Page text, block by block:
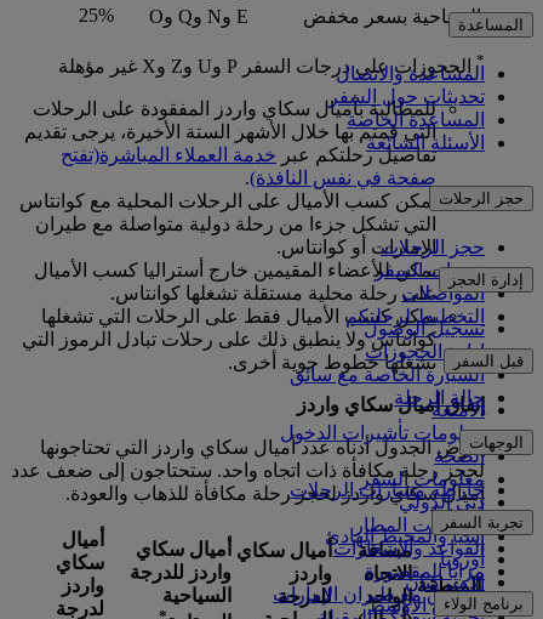
السياحية بسعر مخفض
E وN وQ وO 25%
* الحجوزات على درجات السفر P وU وZ وX غير مؤهلة
للمطالبة بأميال سكاي واردز المفقودة على الرحلات
التي قمتم بها خلال الأشهر الستة الأخيرة، يرجى تقديم
تفاصيل رحلتكم عبر خدمة العملاء المباشرة(تفتح
صفحة في نفس النافذة).
يمكن كسب الأميال على الرحلات المحلية مع كوانتاس
التي تشكل جزءا من رحلة دولية متواصلة مع طيران
الإمارات أو كوانتاس.
يمكن للأعضاء المقيمين خارج أستراليا كسب الأميال
على رحلة محلية مستقلة تشغلها كوانتاس.
يمكن كسب الأميال فقط على الرحلات التي تشغلها
كوانتاس ولا ينطبق ذلك على رحلات تبادل الرموز التي
تشغلها خطوط جوية أخرى.
إنفاق أميال سكاي واردز
يعرض الجدول أدناه عدد أميال سكاي واردز التي تحتاجونها
لحجز رحلة مكافأة ذات اتجاه واحد. ستحتاجون إلى ضعف عدد
أميال سكاي واردز لحجز رحلة مكافأة للذهاب والعودة.
المنطقة
مسافة
الاتجاه
الواحد
أميال سكاي
واردز
للدرجة
أميال سكاي
واردز للدرجة
السياحية
أميال
سكاي
واردز
لدرجة
المساعدة
المساعدة والاتصال
تحديثات حول السفر
المساعدة الخاصة
الأسئلة الشائعة
حجز الرحلات
حجز الرحلات
خدمات السفر
المواصلات
التخطيط لرحلتكم
إدارة الحجز
تسجيل الوصول
إدارة الحجوزات
السيارة الخاصة مع سائق
حالة الرحلة
قبل السفر
الأمتعة
معلومات تأشيرات الدخول
الصحة
معلومات السفر
دبي الدولي
مواصلات المطار
القواعد والإشعارات
الوجهات
خارطة مسارات الرحلات
أفريقيا
آسيا والمحيط الهادئ
أوروبا
الأميركتان
الشرق الأوسط
تجربة السفر
مزايا المقصورة
التسوق مع طيران الإماراتبرنامج الولاء